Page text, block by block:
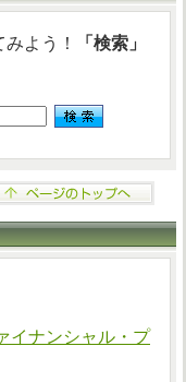
よう！
「検索」
イナンシャル・プ